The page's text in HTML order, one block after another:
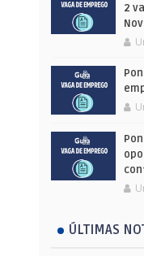
2
ÚLTIMAS